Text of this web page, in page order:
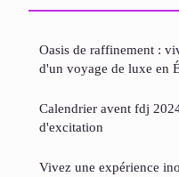
Oasis de raffinement :
d'un voyage de luxe en
Calendrier avent fdj
d'excitation
Vivez une expérience